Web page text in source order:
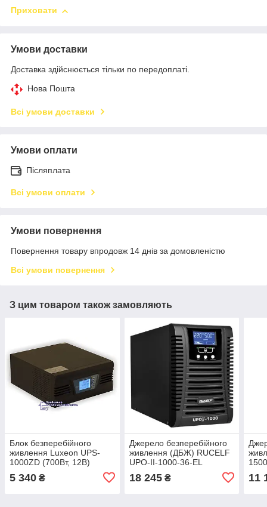
Приховати
Умови доставки
Доставка здійснюється тільки по передоплаті.
Нова Пошта
Всі умови доставки
Умови оплати
Післяплата
Всі умови оплати
Умови повернення
Повернення товару впродовж 14 днів за домовленістю
Всі умови повернення
З цим товаром також замовляють
Блок безперебійного
живлення Luxeon UPS-
1000ZD (700Вт, 12В)
5 340 ₴
Джерело безперебійного
живлення (ДБЖ) RUCELF
UPO-II-1000-36-EL
18 245₴ 11